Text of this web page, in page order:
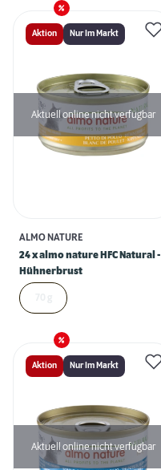
Aktion Nur Im Markt
Aktuell online nicht verfügbar
ALMO NATURE
24 x almo nature HFC Natural -
Hühnerbrust
Aktion Nur Im Markt
Aktuell online nicht verfügbar